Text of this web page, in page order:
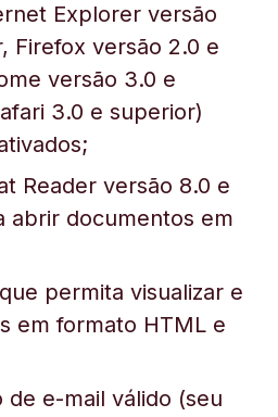
Explorer versão
Firefox versão 2.0 e
versão 3.0 e
3.0 e superior)
Reader versão 8.0 e
abrir documentos em
permita visualizar e
em formato HTML e
de e-mail válido (seu